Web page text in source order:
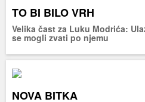
TO BI BILO VRH
Velika čast za Luku Modrića:
se mogli zvati po njemu
NOVA BITKA